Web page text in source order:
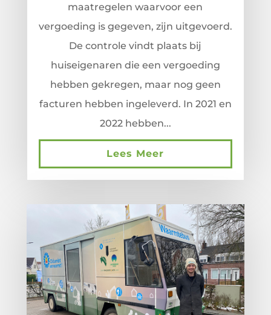
maatregelen waarvoor een
vergoeding is gegeven, zijn uitgevoerd.
De controle vindt plaats bij
huiseigenaren die een vergoeding
hebben gekregen, maar nog geen
facturen hebben ingeleverd. In 2021 en
2022 hebben...
Lees Meer